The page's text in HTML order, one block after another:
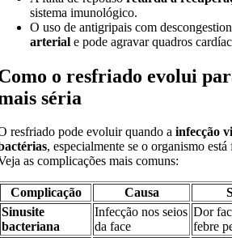
sistema imunológico.
O uso de antigripais com
arterial e pode agravar quadros
o resfriado evolui
séria
resfriado pode evoluir quando ainfecção
, especialmente se o organismo
as complicações mais comuns:
Complicação Causa
Sinusite
bacteriana
Infecção nos seios
da face
Dor
febre